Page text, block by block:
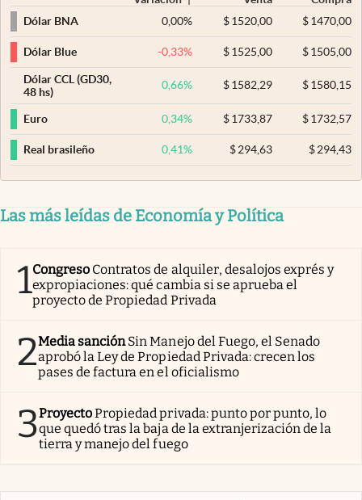
Dólar BNA
0,00% $ 1520,00 $1470,00
Dólar Blue -0,33% $ 1525,00 $1505,00
Dólar CCL (GD30,
48 hs)
0,66% $ 1582,29 $1580,15
Euro 0,34% $ 1733,87 $1732,57
Real brasileño 0,41% $ 294,63 $294,43
Las más leídas de Economía y Política
1Congreso Contratos de alquiler, desalojos exprés y
expropiaciones: qué cambia si se aprueba el
proyecto de Propiedad Privada
2Media sanciónSin Manejo del Fuego, el Senado
aprobó la Ley de Propiedad Privada: crecen los
pases de factura en el oficialismo
3ProyectoPropiedad privada: punto por punto, lo
que quedó tras la baja de la extranjerización de la
tierra y manejo del fuego